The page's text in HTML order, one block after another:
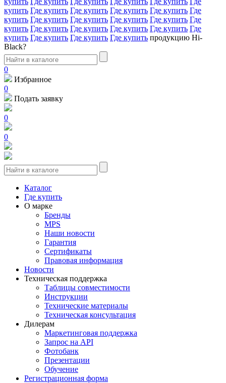
купить Где купить Где купить Где купить Где купить Где
купить Где купить Где купить Где купить Где купить Где
купить Где купить Где купить Где купить Где купить Где
купить Где купить Где купить Где купить продукцию Hi-
Black?
0
Избранное
0
Подать заявку
0
0
Каталог
Где купить
О марке
Бренды
MPS
Наши новости
Гарантия
Сертификаты
Правовая информация
Новости
Техническая поддержка
Таблицы совместимости
Инструкции
Технические материалы
Техническая консультация
Дилерам
Маркетинговая поддержка
Запрос на API
Фотобанк
Презентации
Обучение
Регистрационная форма